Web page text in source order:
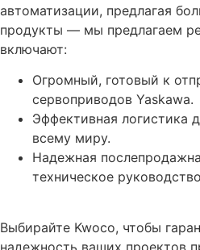
автоматизации, предлагая
продукты — мы предлагаем
включают:
Огромный, готовый к
сервоприводов Yaskawa.
Эффективная логистика
всему миру.
Надежная
техническое
Выбирайте Kwoco, чтобы
надежность ваших проектов